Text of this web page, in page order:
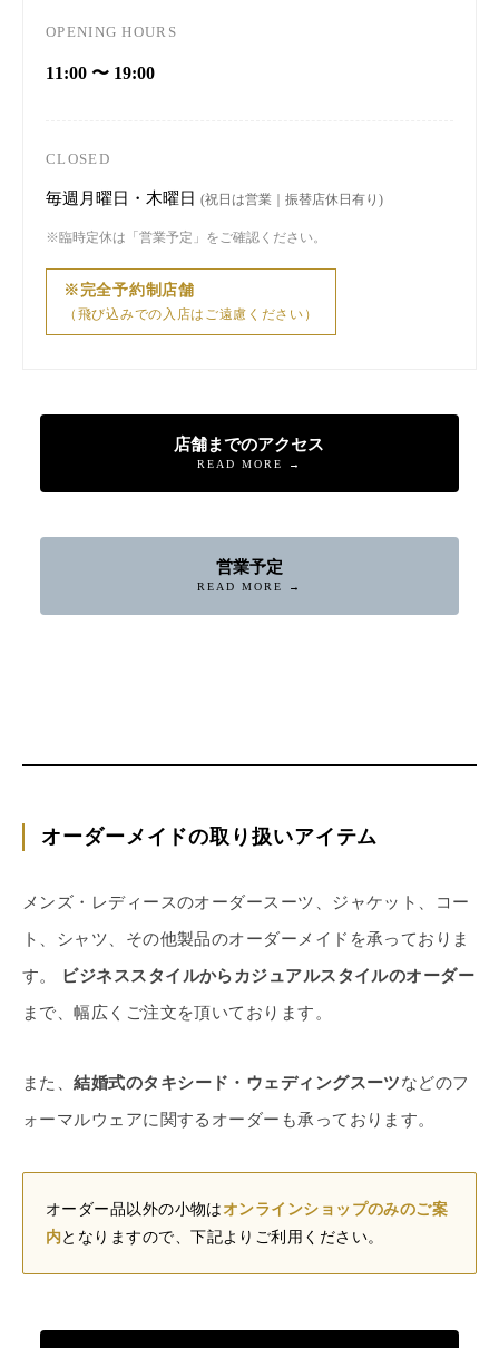
OPENING HOURS
11:00 〜 19:00
CLOSED
毎週月曜日・木曜日 (祝日は営業｜振替店休日有り)
※臨時定休は「営業予定」をご確認ください。
※完全予約制店舗
（飛び込みでの入店はご遠慮ください）
店舗までのアクセス
READ MORE →
営業予定
READ MORE →
オーダーメイドの取り扱いアイテム
メンズ・レディースのオーダースーツ、ジャケット、コー
ト、シャツ、その他製品のオーダーメイドを承っておりま
す。 ビジネススタイルからカジュアルスタイルのオーダー
まで、幅広くご注文を頂いております。
また、結婚式のタキシード・ウェディングスーツなどのフ
ォーマルウェアに関するオーダーも承っております。
オーダー品以外の小物はオンラインショップのみのご案
内 となりますので、下記よりご利用ください。